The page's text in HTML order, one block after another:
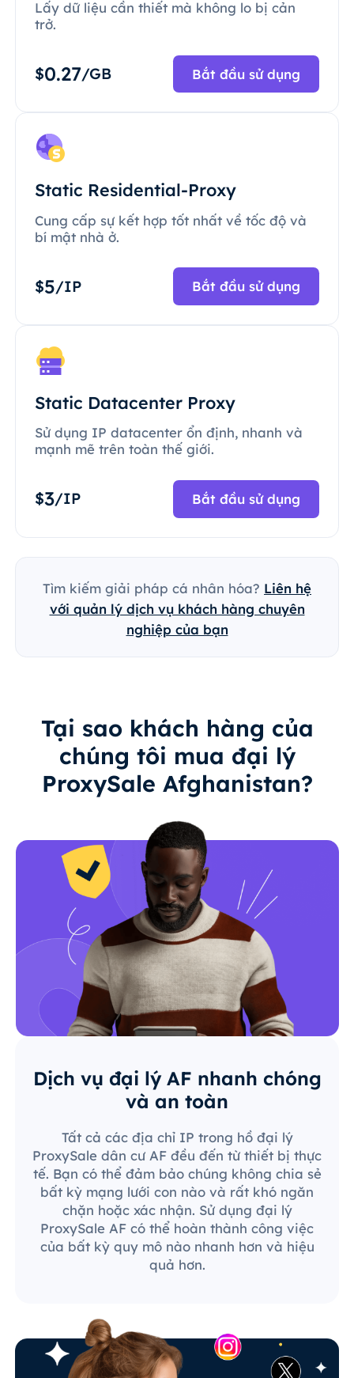
Lấy dữ liệu cần thiết mà không lo bị cản
trở.
$0.27/GB Bắt đầu sử dụng
Static Residential-Proxy
Cung cấp sự kết hợp tốt nhất về tốc độ và
bí mật nhà ở.
$5/IP Bắt đầu sử dụng
Static Datacenter Proxy
Sử dụng IP datacenter ổn định, nhanh và
mạnh mẽ trên toàn thế giới.
$3/IP Bắt đầu sử dụng
Tìm kiếm giải pháp cá nhân hóa? Liên hệ
với quản lý dịch vụ khách hàng chuyên
nghiệp của bạn
Tại sao khách hàng của
chúng tôi mua đại lý
ProxySale Afghanistan?
Dịch vụ đại lý AF nhanh chóng
và an toàn
Tất cả các địa chỉ IP trong hồ đại lý
ProxySale dân cư AF đều đến từ thiết bị thực
tế. Bạn có thể đảm bảo chúng không chia sẻ
bất kỳ mạng lưới con nào và rất khó ngăn
chặn hoặc xác nhận. Sử dụng đại lý
ProxySale AF có thể hoàn thành công việc
của bất kỳ quy mô nào nhanh hơn và hiệu
quả hơn.